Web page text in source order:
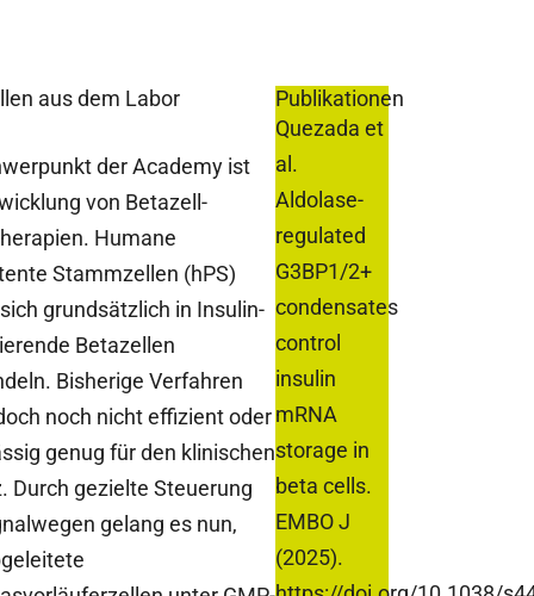
aus dem Labor
der Academy ist
von Betazell-
Humane
Stammzellen (hPS)
grundsätzlich in Insulin-
Betazellen
Bisherige Verfahren
noch nicht effizient oder
genug für den klinischen
Durch gezielte Steuerung
gelang es nun,
Publikationen
Quezada et
al.
Aldolase-
regulated
G3BP1/2+
condensates
control
insulin
mRNA
storage in
beta cells.
EMBO J
(2025).